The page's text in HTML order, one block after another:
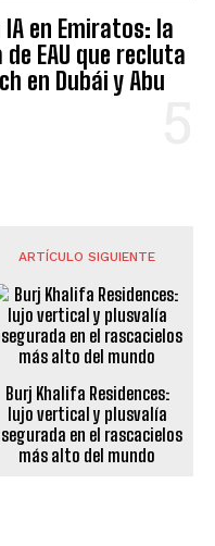
en Emiratos: la
EAU que recluta
en Dubái y Abu
ARTÍCULO SIGUIENTE
Burj Khalifa Residences:
lujo vertical y plusvalía
en el rascacielos
más alto del mundo